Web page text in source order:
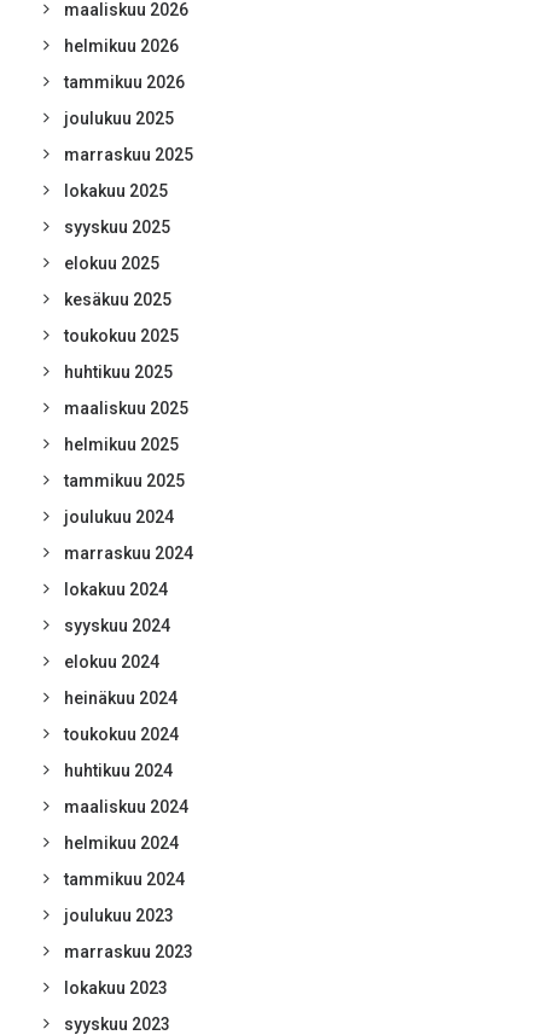
maaliskuu 2026
helmikuu 2026
tammikuu 2026
joulukuu 2025
marraskuu 2025
lokakuu 2025
syyskuu 2025
elokuu 2025
kesäkuu 2025
toukokuu 2025
huhtikuu 2025
maaliskuu 2025
helmikuu 2025
tammikuu 2025
joulukuu 2024
marraskuu 2024
lokakuu 2024
syyskuu 2024
elokuu 2024
heinäkuu 2024
toukokuu 2024
huhtikuu 2024
maaliskuu 2024
helmikuu 2024
tammikuu 2024
joulukuu 2023
marraskuu 2023
lokakuu 2023
syyskuu 2023